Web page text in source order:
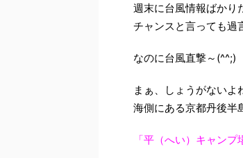
週末に台風情報ばかり
チャンスと言っても過
なのに台風直撃～(^^;)
まぁ、しょうがない
海側にある京都丹後半
「平（へい）キャンプ